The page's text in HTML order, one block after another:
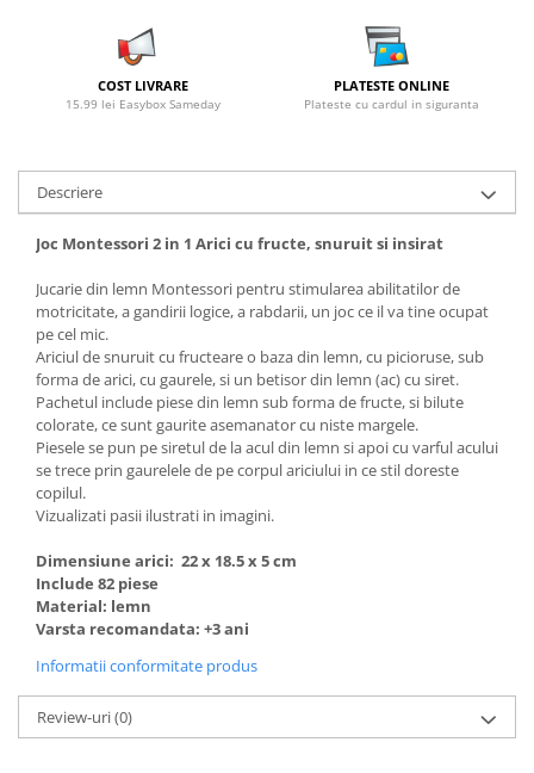
COST LIVRARE
15.99 lei Easybox Sameday
PLATESTE ONLINE
Plateste cu cardul in siguranta
Descriere
Joc Montessori 2 in 1 Arici cu fructe, snuruit si insirat
Jucarie din lemn Montessori pentru stimularea abilitatilor de
motricitate, a gandirii logice, a rabdarii, un joc ce il va tine ocupat
pe cel mic.
Ariciul de snuruit cu fructeare o baza din lemn, cu picioruse, sub
forma de arici, cu gaurele, si un betisor din lemn (ac) cu siret.
Pachetul include piese din lemn sub forma de fructe, si bilute
colorate, ce sunt gaurite asemanator cu niste margele.
Piesele se pun pe siretul de la acul din lemn si apoi cu varful acului
se trece prin gaurelele de pe corpul ariciului in ce stil doreste
copilul.
Vizualizati pasii ilustrati in imagini.
Dimensiune arici: 22 x 18.5 x 5 cm
Include 82 piese
Material: lemn
Varsta recomandata: +3 ani
Informatii conformitate produs
Review-uri(0)